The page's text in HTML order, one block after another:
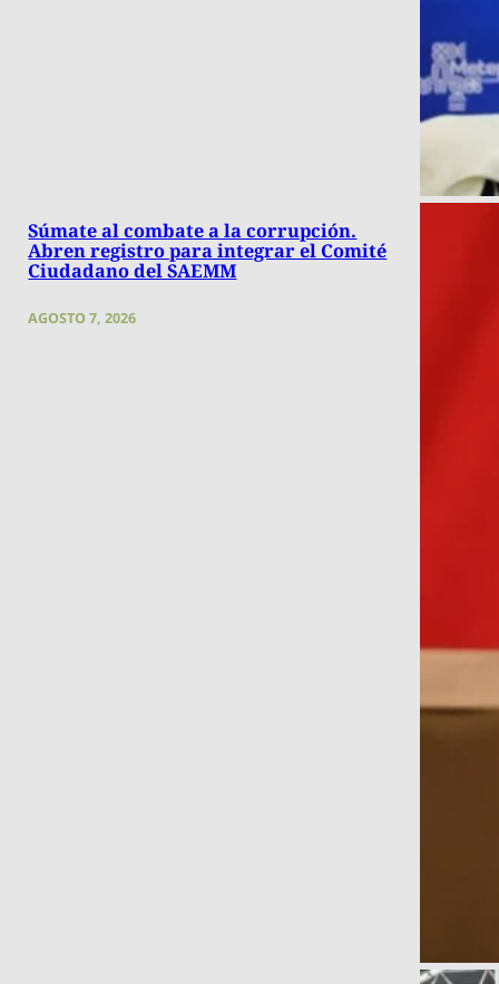
Súmate al combate a la corrupción.
Abren registro para integrar el Comité
Ciudadano del SAEMM
AGOSTO 7, 2026